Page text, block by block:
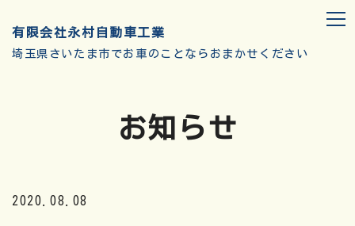
有限会社永村自動車工業
埼玉県さいたま市でお車のことならおまかせください
お知らせ
2020.08.08